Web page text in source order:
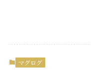
マグログ